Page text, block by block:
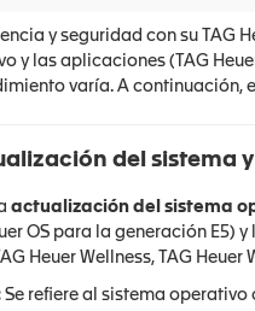
y seguridad con su TAG
y las aplicaciones (TAG
varía. A
del sistema
actualización del sistema
OS para la generación E5) y
Heuer Wellness, TAG Heuer
Se refiere al sistema operativo